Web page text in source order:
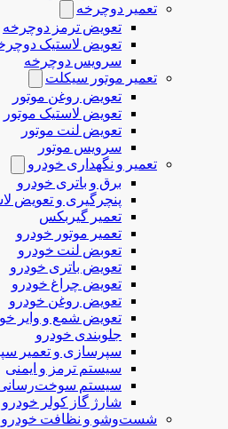
تعمیر دوچرخه
تعویض ترمز دوچرخه
تعویض لاستیک
سرویس دوچرخه
تعمیر موتور سیکلت
تعویض روغن موتور
تعویض لاستیک موتور
تعویض لنت موتور
سرویس موتور
تعمیر و نگهداری خودرو
برق و باتری خودرو
پنچرگیری و تعویض
تعمیر گیربکس
تعمیر موتور خودرو
تعوبض لنت خودرو
تعویض باتری خودرو
تعویض چراغ خودرو
تعویض روغن خودرو
تعویض شمع و وایر
جلوبندی خودرو
سپرسازی و تعمیر
سیستم ترمز و ایمنی
سیستم
شارژ گاز کولر خودرو
شست‌وشو و نظافت خودرو